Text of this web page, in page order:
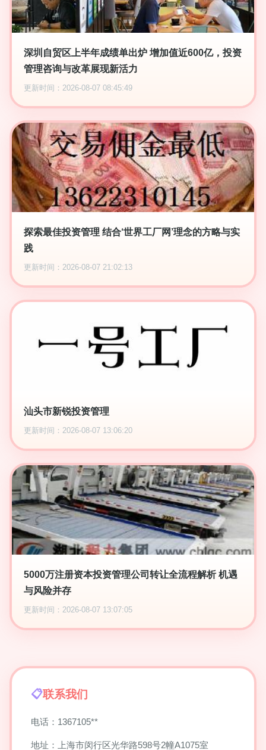
深圳自贸区上半年成绩单出炉 增加值近600亿，投资
管理咨询与改革展现新活力
更新时间：2026-08-07 08:45:49
探索最佳投资管理 结合‘世界工厂网’理念的方略与实
践
更新时间：2026-08-07 21:02:13
汕头市新锐投资管理
更新时间：2026-08-07 13:06:20
5000万注册资本投资管理公司转让全流程解析 机遇
与风险并存
更新时间：2026-08-07 13:07:05
联系我们
电话：1367105**
地址：上海市闵行区光华路598号2幢A1075室